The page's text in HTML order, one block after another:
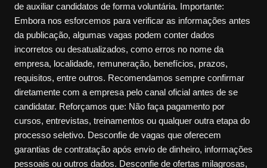
de auxiliar candidatos de forma voluntária. Importante:
Embora nos esforcemos para verificar as informações antes
da publicação, algumas vagas podem conter dados
incorretos ou desatualizados, como erros no nome da
empresa, localidade, remuneração, benefícios, prazos,
requisitos, entre outros. Recomendamos sempre confirmar
diretamente com a empresa pelo canal oficial antes de se
candidatar. Reforçamos que: Não faça pagamento por
cursos, entrevistas, treinamentos ou qualquer outra etapa do
processo seletivo. Desconfie de vagas que oferecem
garantias de contratação após envio de dinheiro, informações
pessoais ou outros dados. Desconfie de ofertas milagrosas,